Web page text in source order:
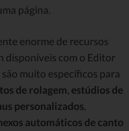
página.
enorme de recursos
disponíveis com o Editor
muito específicos para
de rolagem estúdios de
personalizados
automáticos de canto